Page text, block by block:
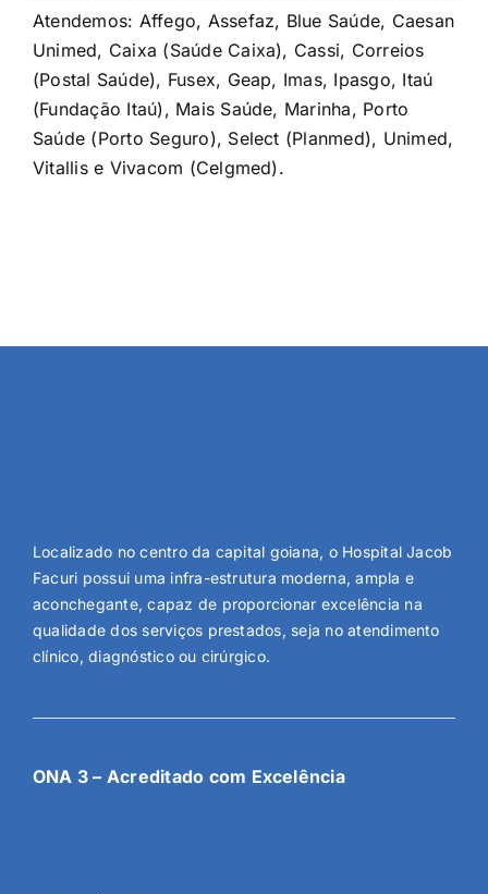
Atendemos: Affego, Assefaz, Blue Saúde, Caesan
Unimed, Caixa (Saúde Caixa), Cassi, Correios
(Postal Saúde), Fusex, Geap, Imas, Ipasgo, Itaú
(Fundação Itaú), Mais Saúde, Marinha, Porto
Saúde (Porto Seguro), Select (Planmed), Unimed,
Vitallis e Vivacom (Celgmed).
Localizado no centro da capital goiana, o Hospital Jacob
Facuri possui uma infra-estrutura moderna, ampla e
aconchegante, capaz de proporcionar excelência na
qualidade dos serviços prestados, seja no atendimento
clínico, diagnóstico ou cirúrgico.
ONA 3 – Acreditado com Excelência